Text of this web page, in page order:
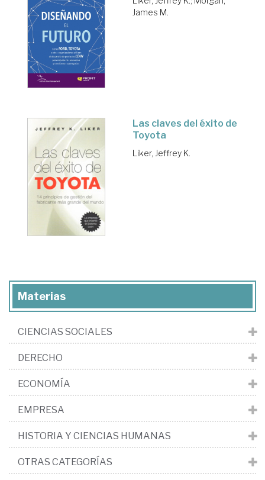
James M.
Las claves del éxito de
Toyota
Liker, Jeffrey K.
Materias
CIENCIAS SOCIALES
DERECHO
ECONOMÍA
EMPRESA
HISTORIA Y CIENCIAS HUMANAS
OTRAS CATEGORÍAS